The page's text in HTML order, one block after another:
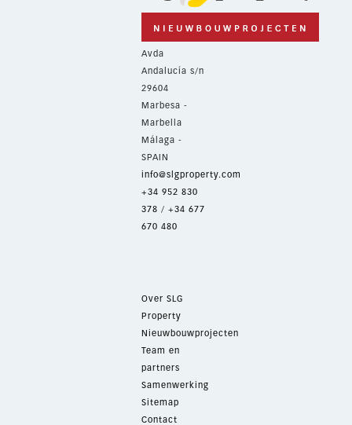
Avda
Andalucía s/n
29604
Marbesa -
Marbella
Málaga -
SPAIN
info@slgproperty.com
+34 952 830
378 / +34 677
670 480
Over SLG
Property
Nieuwbouwprojecten
Team en
partners
Samenwerking
Sitemap
Contact